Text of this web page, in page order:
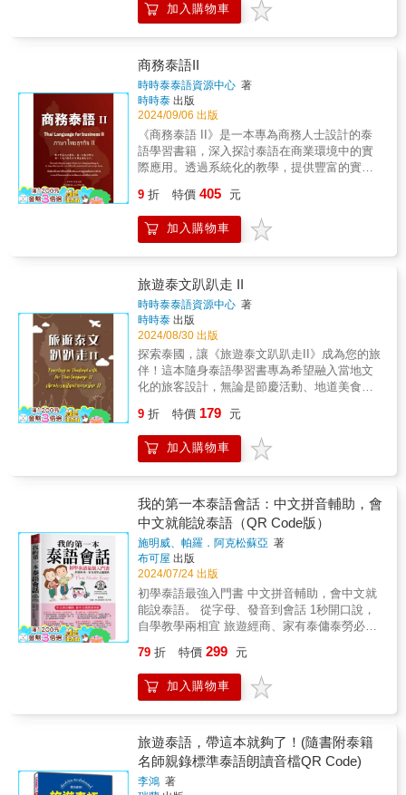
溜，一指也能通‧泰語一本搞定，成為泰國通‧
中、泰、英、羅馬拼音對照，三語通‧馬上派上
用場，隨心所欲吃喝玩樂◆泰國有很多華人，
大部份是潮汕人，所以泰語很多發音都和台語
很像，我們學泰語就輕鬆多了。◆國人每年到
泰國的觀光客近120萬人，泰傭、泰勞來台工作
者約7萬人，也有很多企業和商人到泰國工作，
泰語非學不可。◆旅遊泰語不需要很完整、不
需要說很長的句子、不需要像泰國人一樣説泰
英語，旅遊泰語只是旅遊時溝通的工具，簡單
的單字、簡短的句子就行。◆身為旅遊記者和
老師，在此特別介紹簡單、實用的旅遊泰語，
最符合您的去泰國玩的需求，隨身袋著走，旅
遊更輕鬆、玩得更有趣。【隨書附贈QR Code
線上MP3音檔】本書附QR Code音檔，由外師
做示範練習，發音純正標準。一定要跟聽、跟
聽、多開口，泰語實力自然快速大增。
學泰國人常說的話，一起來說道地的泰語吧！
5『附贈泰文小卡片』將泰文44個聲母、32個韻
母、數字、顏色及水果製做成實用隨身小卡
軟計畫在泰國投資10 億美金，和10萬名年輕人
經商、工作都能更便利。◆超級玩家擁有本
書，開口殺價、逛街血拼，變得真容易，不怕
被當成觀光客痛宰。在最短時間學到一口流
利、實用的會話，玩得自由自在。【本書特
色】◆簡易中文注音學習法：會中文就能說泰
語◆從字母及發音入門：輕鬆學會泰語單字&會
話◆中文、泰語、中文拼音對照：一看就懂，
自學好幫手◆附贈線上MP3：躺著聽．躺著
學，立即開口說泰語【自學好幫手】◆今周刊˙
將成亞洲新經濟發展中心，學好泰語是當務之
急。◆為了滿足初學者學習泰語的需求，從字
母發音開始介紹，精選基礎會話、單字，情境
式分類完整歸納、輕鬆記憶。泰語部分特加上
拼音，懂中文就能開口說泰語，易學易懂，可
以馬上套用。◆看中文或拼音，就能立刻說泰
語，完全沒有學習的負擔，開口流利又道地，
輕鬆學好泰語。幫助讀者快速學習，達到溝通
目的。◆會話、單字是學好外語的根本，本書
內容豐富活潑、簡單易學，是短時間＆高效率
的最佳泰語學習工具書。用看的，用聽的，用
比的，都方便，現學現用，馬上能說一口流利
的泰語！【內容重點】◆從踏上泰國會面臨到
的各種情況，從食衣住行、住宿、交通、 物、
買特產、點菜、娛樂、匯兌、郵寄等層面，盡
玩得快樂、說得流利。◆中文、泰文、中文拼
音對照超實用，實況對話現學現用， 快速溝通
有一套。◆泰文不熟沒關係，你指中文、他看
泰文也能通。從字母及發音入門，輕鬆學習零
壓力，打好泰語紮實基礎。◆幫助讀者在最短
時間快速學習，達到溝通目的，是初學及自修
的最佳幫手，讓自己成為多語的優秀人才。
【附贈免費QR Code線上MP3音檔】◆因應時
代的進步，本書以「免費QR Code線上MP3音
檔」，全新呈現給讀者。◆本書的有聲教材，
遍，第一遍為正常速度，第二遍唸稍慢，並留
空讓讀者覆誦練習。◆請讀者注意錄音老師的
唸法，跟著老師的發音，才能講出最標準的語
加入購物車
商務泰語II
時時泰泰語資源中心 著
時時泰 出版
2024/09/06 出版
《商務泰語 II》是一本專為商務人士設計的泰
語學習書籍，深入探討泰語在商業環境中的實
際應用。透過系統化的教學，提供豐富的實用
商務交往中自如應對，從參加會議、開設銀行
賬戶到租車和尋找公寓等各種情境。此外，書
中也深入介紹泰國的文化背景，強調了解和尊
務場景下的實用對話和詳細情景模擬，使學習
者能夠實際運用於日常商務交流。" 文化洞察：
深入探討泰國的文化背景，包括宗教信仰和社
會習俗，幫助學習者更好地理解並尊重泰國的
文化，促進有效溝通。" 語法和句構重點：特別
強調泰語的語法和句構應用，提高語言的精確
度和流暢性，增強學習者的語言自然感。" 多元
文化的視角：本書以培養學習者對東協國家的
認知和開放的國際視野為目標，促進臺灣新生
信：鼓勵學習者勇於學習新語言，探索泰國社
會與文化，並在國際事務中自信地使用泰語，
開啟新的合作機會。
9 折 特價 405 元
加入購物車
旅遊泰文趴趴走 II
時時泰泰語資源中心 著
時時泰 出版
2024/08/30 出版
探索泰國，讓《旅遊泰文趴趴走II》成為您的旅
伴！這本隨身泰語學習書專為希望融入當地文
化的旅客設計，無論是節慶活動、地道美食，
特色1. 交友必備：提供實用的泰文詞彙和語
句，幫助您自信地結交當地朋友，增進友誼。
2. 節慶指南：介紹泰國獨特的節慶文化，讓您
預約，盡享泰國美食。4. 路況導航：解決迷路
困擾，提供詢問道路的實用對話和詞彙。5. 美
甲與藥局：增加自信，享受泰國的美容和醫療
服務。從壯麗的視野到城市的晚霞，這本書將
幫助您在喧囂中感受生活的美好。希望《旅遊
泰文趴趴走II》能成為您旅行的好幫手，讓您的
泰國之旅更加愉快、順暢和難忘。
9 折 特價 179 元
加入購物車
我的第一本泰語會話：中文拼音輔助，會
中文就能說泰語（QR Code版）
施明威、帕羅．阿克松蘇亞 著
布可屋 出版
2024/07/24 出版
初學泰語最強入門書 中文拼音輔助，會中文就
能說泰語。 從字母、發音到會話 1秒開口說，
自學教學兩相宜 旅遊經商、家有泰傭泰勞必備
音開始介紹， 精選基礎會話和單字， 以最簡易
的句子表達。 泰語部分特加上中文拼音， 懂中
文就能開口說泰語， 易學易懂，可以馬上套
母、發音到會話，快速學會泰語 超實用情境對
話， 快速溝通有方法， 活學活用， 無論旅
遊、經商和泰傭、泰勞、泰配， 都都能輕鬆開
口說泰語。 2. 1秒開口說，自學教學兩相宜 內
79 折 特價 299 元
加入購物車
旅遊泰語，帶這本就夠了！(隨書附泰籍
名師親錄標準泰語朗讀音檔QR Code)
李鴻 著